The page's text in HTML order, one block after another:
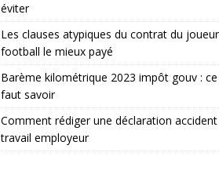
éviter
Les clauses atypiques du contrat du
football le mieux payé
Barème kilométrique 2023 impôt gouv : ce
faut savoir
Comment rédiger une déclaration
travail employeur